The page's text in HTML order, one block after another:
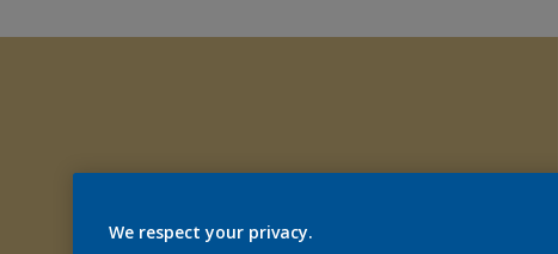
We respect your privacy.